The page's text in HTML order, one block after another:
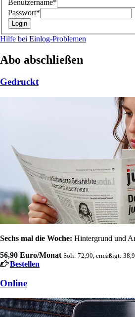
Benutzername*
Passwort*
Hilfe bei Einlog-Problemen
Abo abschließen
Gedruckt
Sechs mal die Woche: Hintergrund und
56,90 Euro/Monat Soli: 72,90, ermäßigt:
Bestellen
Online